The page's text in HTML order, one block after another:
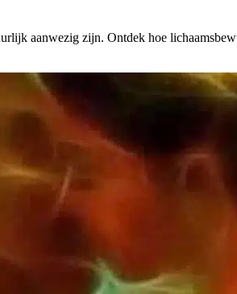
aanwezig zijn. Ontdek hoe